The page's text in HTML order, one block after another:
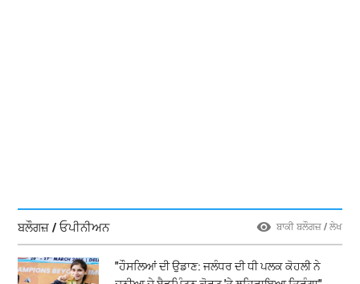
ਬਲੌਗਜ਼ / ਓਪੀਨੀਅਨ ਬਾਕੀ ਬਲੌਗਜ਼ / ਲੇਖ
"ਹੌਸਲਿਆਂ ਦੀ ਉਡਾਣ: ਜਲੰਧਰ ਦੀ ਧੀ ਪਲਕ ਕੋਹਲੀ ਨੇ